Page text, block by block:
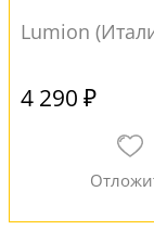
Lumion
4 290 ₽